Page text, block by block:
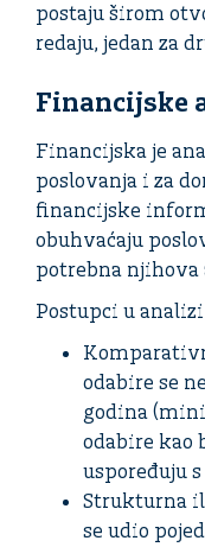
postaju širom
redaju, jedan za
Financijske
Financijska je
poslovanja i za
financijske
obuhvaćaju
potrebna njihova
Postupci u
odabire se
godina
odabire kao
uspoređuju
Strukturna
se udio